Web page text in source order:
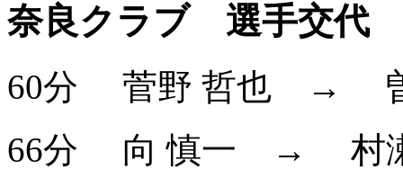
奈良クラブ 選手交代
60分 菅野 哲也 →
66分
向 慎一 → 村